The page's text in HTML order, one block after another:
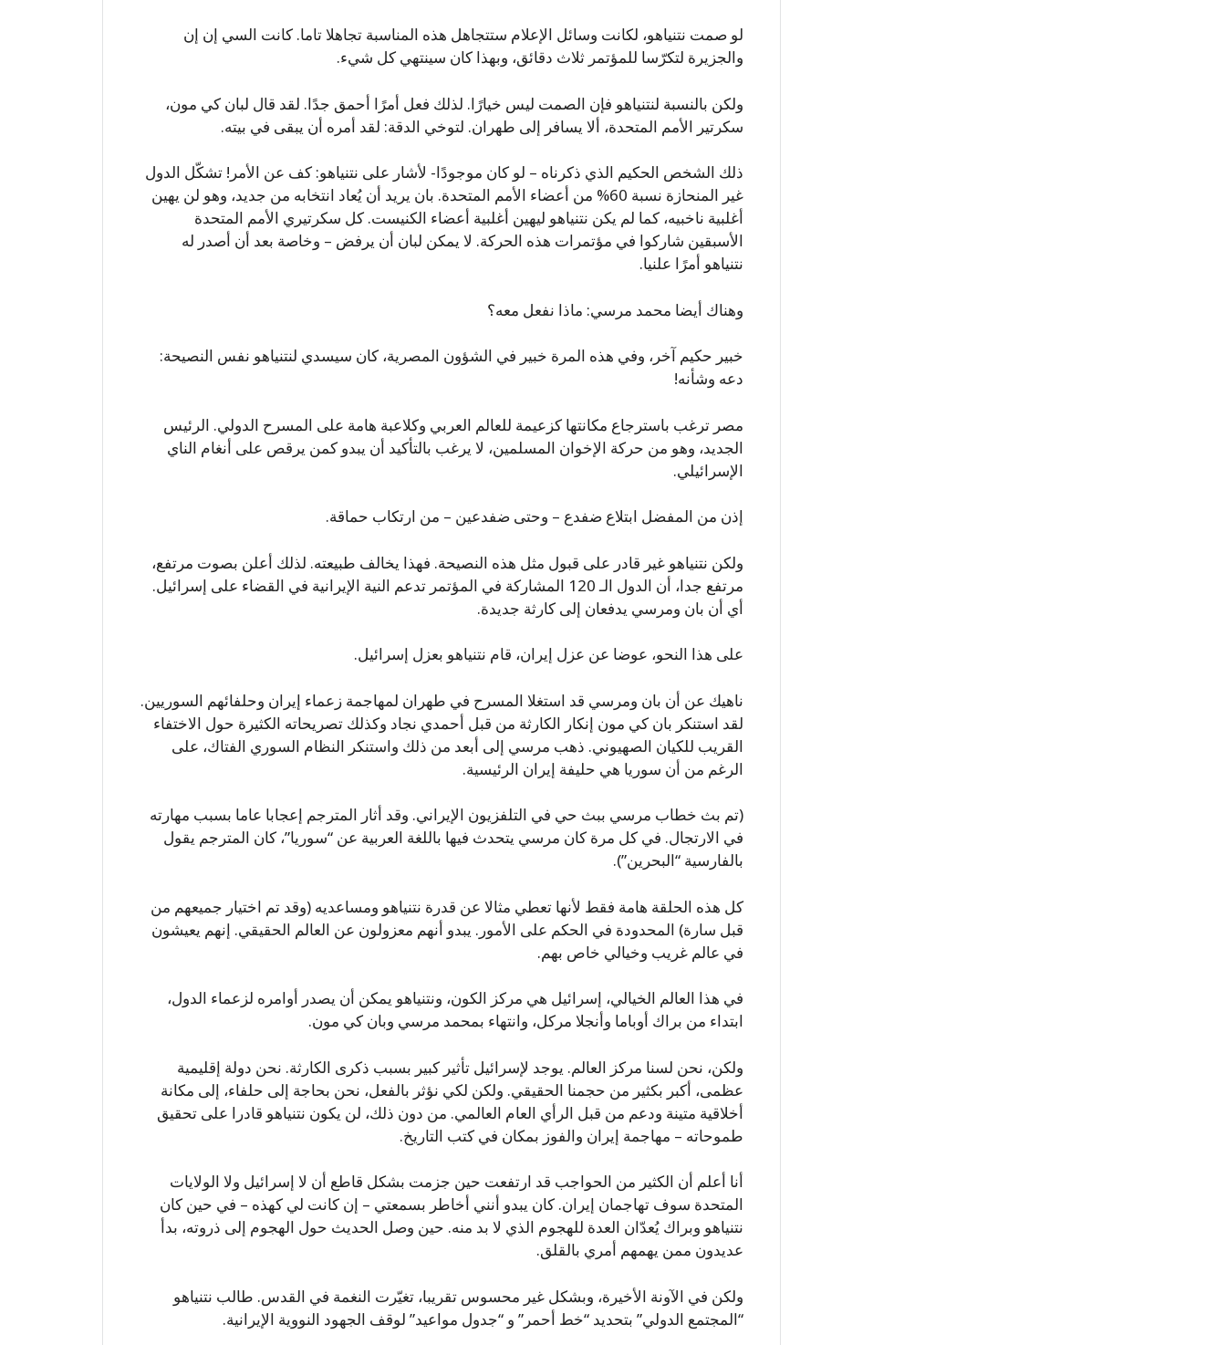
لو صمت نتنياهو، لكانت وسائل الإعلام ستتجاهل هذه المناسبة تجاهلا تاما. كانت السي إن إن
والجزيرة لتكرّسا للمؤتمر ثلاث دقائق، وبهذا كان سينتهي كل شيء.
ولكن بالنسبة لنتنياهو فإن الصمت ليس خيارًا. لذلك فعل أمرًا أحمق جدًا. لقد قال لبان كي مون،
سكرتير الأمم المتحدة، ألا يسافر إلى طهران. لتوخي الدقة: لقد أمره أن يبقى في بيته.
ذلك الشخص الحكيم الذي ذكرناه – لو كان موجودًا- لأشار على نتنياهو: كف عن الأمر! تشكّل الدول
غير المنحازة نسبة 60% من أعضاء الأمم المتحدة. بان يريد أن يُعاد انتخابه من جديد، وهو لن يهين
أغلبية ناخبيه، كما لم يكن نتنياهو ليهين أغلبية أعضاء الكنيست. كل سكرتيري الأمم المتحدة
الأسبقين شاركوا في مؤتمرات هذه الحركة. لا يمكن لبان أن يرفض – وخاصة بعد أن أصدر له
نتنياهو أمرًا علنيا.
وهناك أيضا محمد مرسي: ماذا نفعل معه؟
خبير حكيم آخر، وفي هذه المرة خبير في الشؤون المصرية، كان سيسدي لنتنياهو نفس النصيحة:
دعه وشأنه!
مصر ترغب باسترجاع مكانتها كزعيمة للعالم العربي وكلاعبة هامة على المسرح الدولي. الرئيس
الجديد، وهو من حركة الإخوان المسلمين، لا يرغب بالتأكيد أن يبدو كمن يرقص على أنغام الناي
الإسرائيلي.
إذن من المفضل ابتلاع ضفدع – وحتى ضفدعين – من ارتكاب حماقة.
ولكن نتنياهو غير قادر على قبول مثل هذه النصيحة. فهذا يخالف طبيعته. لذلك أعلن بصوت مرتفع،
مرتفع جدا، أن الدول الـ 120 المشاركة في المؤتمر تدعم النية الإيرانية في القضاء على إسرائيل.
أي أن بان ومرسي يدفعان إلى كارثة جديدة.
على هذا النحو، عوضا عن عزل إيران، قام نتنياهو بعزل إسرائيل.
ناهيك عن أن بان ومرسي قد استغلا المسرح في طهران لمهاجمة زعماء إيران وحلفائهم السوريين.
لقد استنكر بان كي مون إنكار الكارثة من قبل أحمدي نجاد وكذلك تصريحاته الكثيرة حول الاختفاء
القريب للكيان الصهيوني. ذهب مرسي إلى أبعد من ذلك واستنكر النظام السوري الفتاك، على
الرغم من أن سوريا هي حليفة إيران الرئيسية.
(تم بث خطاب مرسي ببث حي في التلفزيون الإيراني. وقد أثار المترجم إعجابا عاما بسبب مهارته
في الارتجال. في كل مرة كان مرسي يتحدث فيها باللغة العربية عن “سوريا”، كان المترجم يقول
بالفارسية “البحرين”).
كل هذه الحلقة هامة فقط لأنها تعطي مثالا عن قدرة نتنياهو ومساعديه (وقد تم اختيار جميعهم من
قبل سارة) المحدودة في الحكم على الأمور. يبدو أنهم معزولون عن العالم الحقيقي. إنهم يعيشون
في عالم غريب وخيالي خاص بهم.
في هذا العالم الخيالي، إسرائيل هي مركز الكون، ونتنياهو يمكن أن يصدر أوامره لزعماء الدول،
ابتداء من براك أوباما وأنجلا مركل، وانتهاء بمحمد مرسي وبان كي مون.
ولكن، نحن لسنا مركز العالم. يوجد لإسرائيل تأثير كبير بسبب ذكرى الكارثة. نحن دولة إقليمية
عظمى، أكبر بكثير من حجمنا الحقيقي. ولكن لكي نؤثر بالفعل، نحن بحاجة إلى حلفاء، إلى مكانة
أخلاقية متينة ودعم من قبل الرأي العام العالمي. من دون ذلك، لن يكون نتنياهو قادرا على تحقيق
طموحاته – مهاجمة إيران والفوز بمكان في كتب التاريخ.
أنا أعلم أن الكثير من الحواجب قد ارتفعت حين جزمت بشكل قاطع أن لا إسرائيل ولا الولايات
المتحدة سوف تهاجمان إيران. كان يبدو أنني أخاطر بسمعتي – إن كانت لي كهذه – في حين كان
نتنياهو وبراك يُعدّان العدة للهجوم الذي لا بد منه. حين وصل الحديث حول الهجوم إلى ذروته، بدأ
عديدون ممن يهمهم أمري بالقلق.
ولكن في الآونة الأخيرة، وبشكل غير محسوس تقريبا، تغيّرت النغمة في القدس. طالب نتنياهو
“المجتمع الدولي” بتحديد “خط أحمر” و “جدول مواعيد” لوقف الجهود النووية الإيرانية.